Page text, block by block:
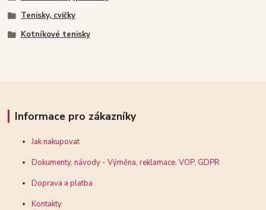
Tenisky, cvičky
Kotníkové tenisky
Informace pro zákazníky
Jak nakupovat
Dokumenty, návody - Výměna, reklamace, VOP, GDPR
Doprava a platba
Kontakty